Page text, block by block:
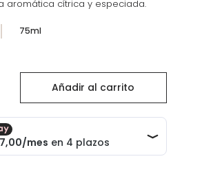
aromática cítrica y especiada.
75ml
Añadir al carrito